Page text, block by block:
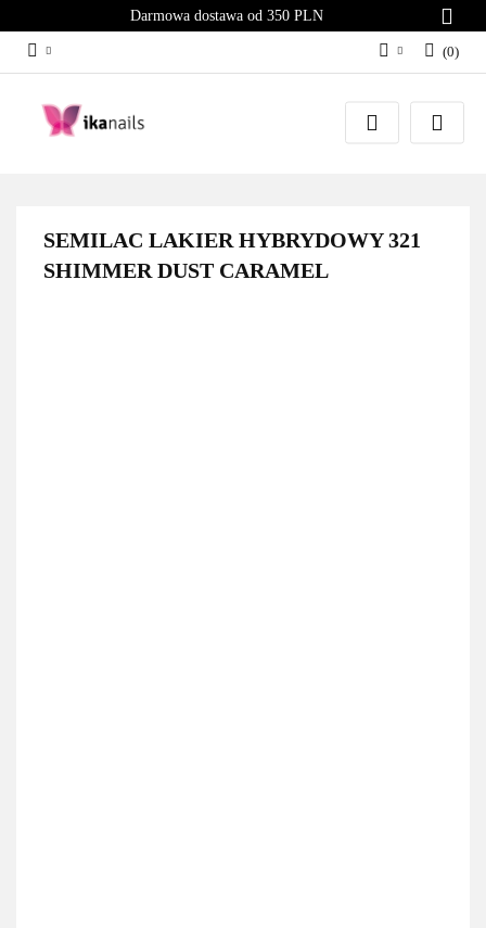
Darmowa dostawa od 350 PLN
Zaloguj się
Załóż konto
(0)
SEMILAC LAKIER HYBRYDOWY 321
SHIMMER DUST CARAMEL